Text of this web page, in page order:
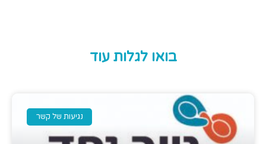
בואו לגלות עוד
נגיעות של קשר